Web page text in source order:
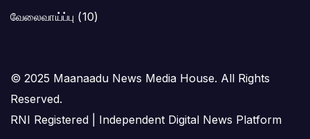
வேலைவாய்ப்பு (10)
© 2025 Maanaadu News Media House. All Rights
Reserved.
RNI Registered | Independent Digital News Platform